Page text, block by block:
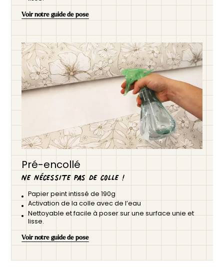
Voir notre guide de pose
Pré-encollé
Ne nécessite pas de colle !
Papier peint intissé de 190g
Activation de la colle avec de l’eau
Nettoyable et facile à poser sur une surface unie et
lisse.
Voir notre guide de pose